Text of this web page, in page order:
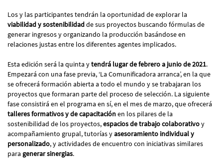
Los y las participantes tendrán la oportunidad de explorar la
viabilidad y sostenibilidadde sus proyectos buscando fórmulas de
generar ingresos y organizando la producción basándose en
relaciones justas entre los diferentes agentes implicados.
Esta edición será la quinta ytendrá lugar de febrero a junio de 2021.
Empezará con una fase previa, ‘La Comunificadora arranca’, en la que
se ofrecerá formación abierta a todo el mundo y se trabajaran los
proyectos que formaran parte del proceso de selección. La siguiente
fase consistirá en el programa en sí, en el mes de marzo, que ofrecerá
talleres formativos y de capacitaciónen los pilares de la
sostenibilidad de los proyectos,espacios de trabajo colaborativoy
acompañamiento grupal, tutorías yasesoramiento individual y
personalizado, y actividades de encuentro con iniciativas similares
para generar sinergias.